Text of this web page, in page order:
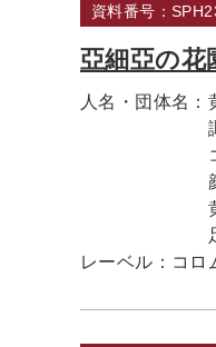
資料番号：
亞細亞の花
人名・団体名：
レーベル： コロ